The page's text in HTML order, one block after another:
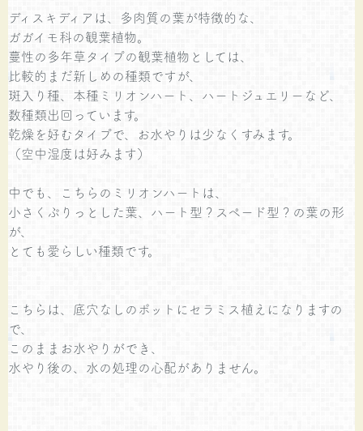
ディスキディアは、多肉質の葉が特徴的な、
ガガイモ科の観葉植物。
蔓性の多年草タイプの観葉植物としては、
比較的まだ新しめの種類ですが、
斑入り種、本種ミリオンハート、ハートジュエリーなど、
数種類出回っています。
乾燥を好むタイプで、お水やりは少なくすみます。
（空中湿度は好みます）
中でも、こちらのミリオンハートは、
小さくぷりっとした葉、ハート型？スペード型？の葉の形
が、
とても愛らしい種類です。
こちらは、底穴なしのポットにセラミス植えになりますの
で、
このままお水やりができ、
水やり後の、水の処理の心配がありません。